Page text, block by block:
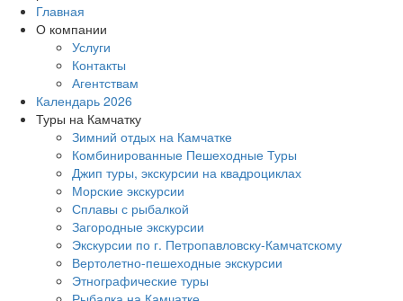
Главная
О компании
Услуги
Контакты
Агентствам
Календарь 2026
Туры на Камчатку
Зимний отдых на Камчатке
Комбинированные Пешеходные Туры
Джип туры, экскурсии на квадроциклах
Морские экскурсии
Сплавы с рыбалкой
Загородные экскурсии
Экскурсии по г. Петропавловску-Камчатскому
Вертолетно-пешеходные экскурсии
Этнографические туры